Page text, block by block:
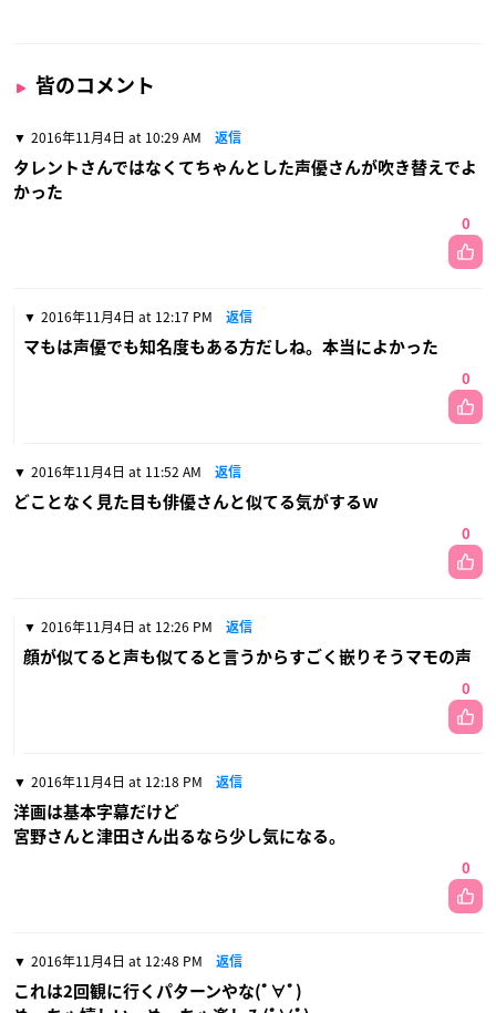
皆のコメント
2016年11月4日 at 10:29 AM 返信
タレントさんではなくてちゃんとした声優さんが吹き替えでよ
かった
0
2016年11月4日 at 12:17 PM 返信
マもは声優でも知名度もある方だしね。本当によかった
0
2016年11月4日 at 11:52 AM 返信
どことなく見た目も俳優さんと似てる気がするｗ
0
2016年11月4日 at 12:26 PM 返信
顔が似てると声も似てると言うからすごく嵌りそうマモの声
0
2016年11月4日 at 12:18 PM 返信
洋画は基本字幕だけど
宮野さんと津田さん出るなら少し気になる。
0
2016年11月4日 at 12:48 PM 返信
これは2回観に行くパターンやな(ﾟ∀ﾟ)